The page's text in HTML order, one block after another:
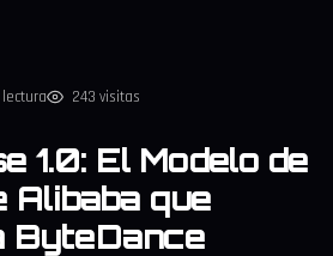
243 visitas
1.0: El Modelo de
Alibaba que
ByteDance